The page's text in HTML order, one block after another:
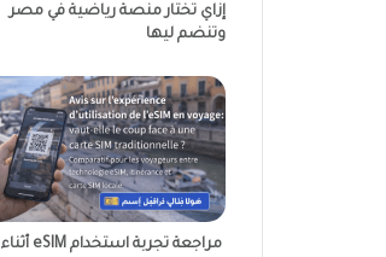
إزاي تختار منصة رياضية في مصر
وتنضم ليها
مراجعة تجربة استخدام eSIM أثناء